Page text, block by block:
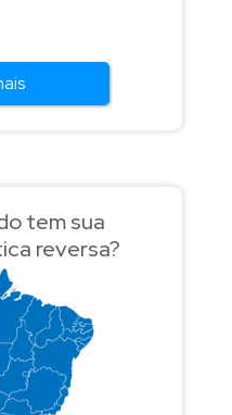
tem sua
reversa?